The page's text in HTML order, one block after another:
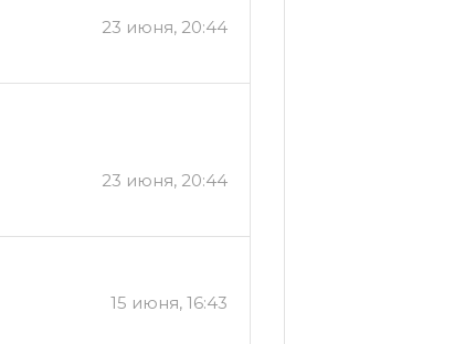
23 июня, 20:44
23 июня, 20:44
15 июня, 16:43